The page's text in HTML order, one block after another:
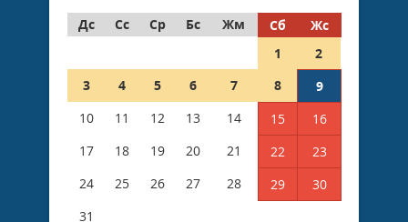
Дс
Сс Ср Бс Жм Сб
Жс
1
2
3
4 5 6 7 8
9
10
11 12 13 14 15
16
17
18 19 20 21 22
23
24
25 26 27 28 29
30
31